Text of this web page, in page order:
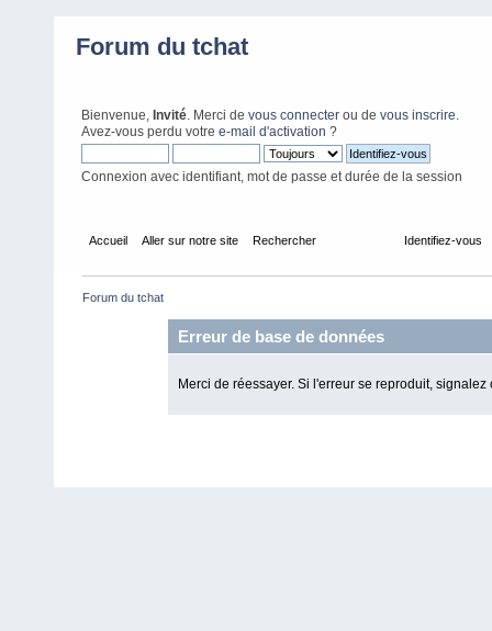
Forum du tchat
Bienvenue, Invité . Merci de vous connecter ou de vous inscrire
Avez-vous perdu votre e-mail d'activation ?
Connexion avec identifiant, mot de passe et durée de la session
Accueil Aller sur notre site Rechercher Identifiez-vous
Forum du tchat
Erreur de base de données
Merci de réessayer. Si l'erreur se reproduit,